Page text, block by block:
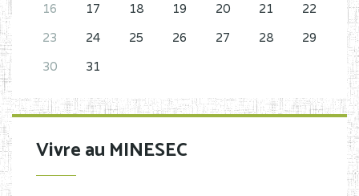
16
17 18 19 20 21
22
23
24 25 26 27 28
29
30
31
Vivre au MINESEC